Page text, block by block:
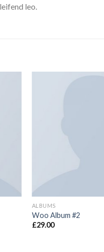
leo.
ALBUMS
Woo Album #2
£29.00